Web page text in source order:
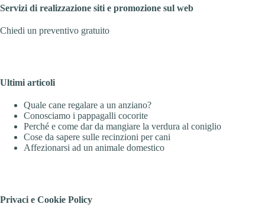
Servizi di realizzazione siti e promozione sul web
Chiedi un preventivo gratuito
Ultimi articoli
Quale cane regalare a un anziano?
Conosciamo i pappagalli cocorite
Perché e come dar da mangiare la verdura al coniglio
Cose da sapere sulle recinzioni per cani
Affezionarsi ad un animale domestico
Privaci e Cookie Policy